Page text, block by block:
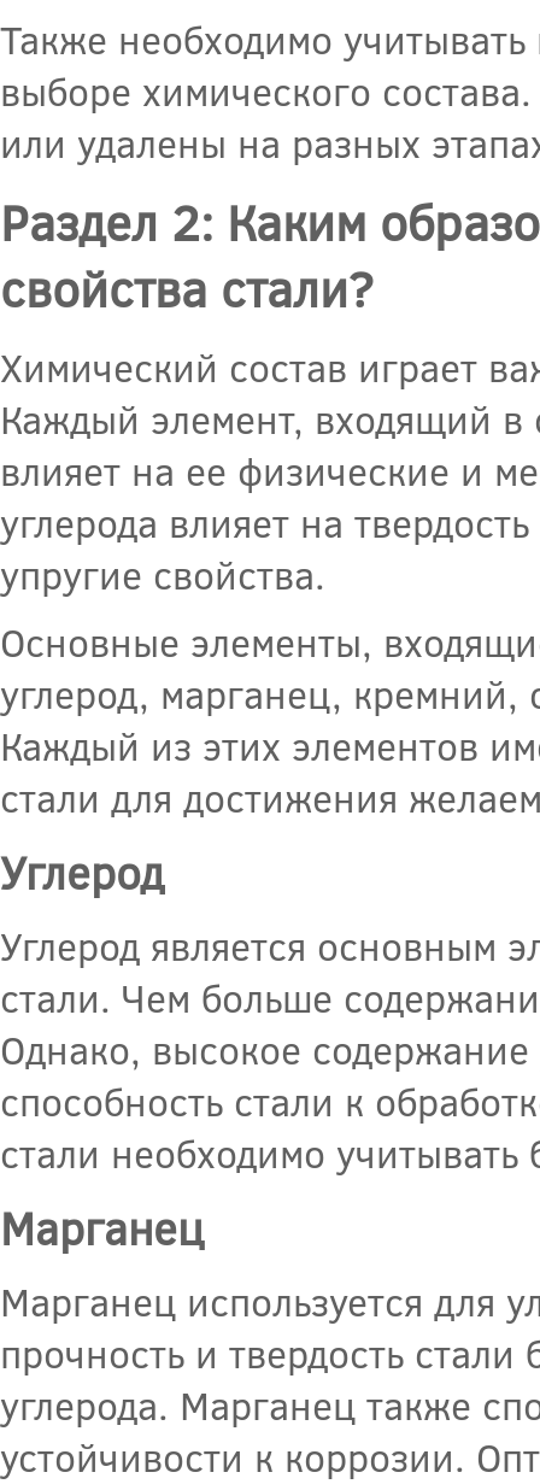
Также необходимо
выборе химического
или удалены на разных
Раздел 2: Каким
свойства стали?
Химический состав играет
Каждый элемент, входящий в
влияет на ее физические и
углерода влияет на
упругие свойства.
Основные элементы,
углерод, марганец,
Каждый из этих элементов
стали для достижения
Углерод
Углерод является основным
стали. Чем больше
Однако, высокое содержание
способность стали к
стали необходимо
Марганец
Марганец используется для
прочность и твердость
углерода. Марганец также
устойчивости к коррозии.